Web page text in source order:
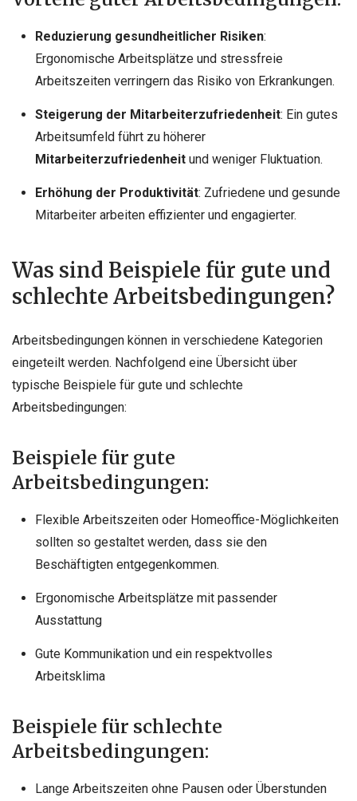
Reduzierung gesundheitlicher Risiken:
Ergonomische Arbeitsplätze und stressfreie
Arbeitszeiten verringern das Risiko von Erkrankungen.
Steigerung der Mitarbeiterzufriedenheit: Ein gutes
Arbeitsumfeld führt zu höherer
Mitarbeiterzufriedenheitund weniger Fluktuation.
Erhöhung der Produktivität: Zufriedene und gesunde
Mitarbeiter arbeiten effizienter und engagierter.
Was sind Beispiele für gute und
schlechte Arbeitsbedingungen?
Arbeitsbedingungen können in verschiedene Kategorien
eingeteilt werden. Nachfolgend eine Übersicht über
typische Beispiele für gute und schlechte
Arbeitsbedingungen:
Beispiele für gute
Arbeitsbedingungen:
Flexible Arbeitszeiten oder Homeoffice-Möglichkeiten
sollten so gestaltet werden, dass sie den
Beschäftigten entgegenkommen.
Ergonomische Arbeitsplätze mit passender
Ausstattung
Gute Kommunikation und ein respektvolles
Arbeitsklima
Beispiele für schlechte
Arbeitsbedingungen:
Lange Arbeitszeiten ohne Pausen oder Überstunden